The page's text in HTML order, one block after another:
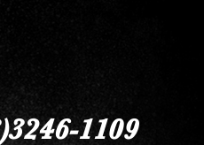
1109